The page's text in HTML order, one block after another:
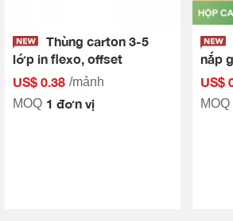
Thùng carton 3-5
lớp in flexo, offset
US$ 0.38 /mảnh
MOQ 1 đơn vị
nắp
US$
MOQ